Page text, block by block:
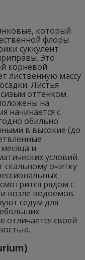
который
флоры
суккулент
Это
корневой
лиственную массу
Листья
оттенком.
на
начинается с
обильно
в высокие (до
и
условий.
очитку
рядом с
возле водоемов.
седум для
отличается своей